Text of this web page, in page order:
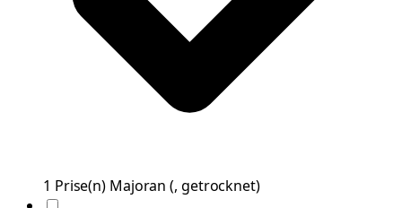
1 Prise(n) Majoran (, getrocknet)